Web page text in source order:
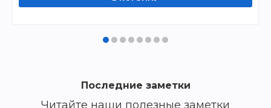
Последние заметки
Читайте наши полезные заметки